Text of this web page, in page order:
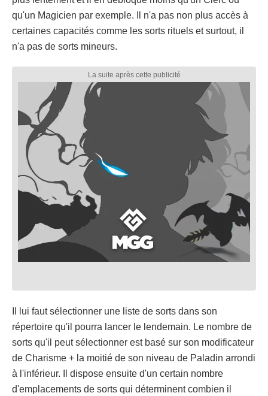
qu'un Magicien par exemple. Il n'a pas non plus accès à
certaines capacités comme les sorts rituels et surtout, il
n'a pas de sorts mineurs.
Il lui faut sélectionner une liste de sorts dans son
répertoire qu'il pourra lancer le lendemain. Le nombre de
sorts qu'il peut sélectionner est basé sur son modificateur
de Charisme + la moitié de son niveau de Paladin arrondi
à l'inférieur. Il dispose ensuite d'un certain nombre
d'emplacements de sorts qui déterminent combien il